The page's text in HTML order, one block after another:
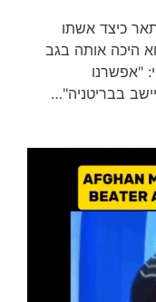
כיצד אשתו
היכה אותה בגב
"אפשרנו
בבריטניה"…